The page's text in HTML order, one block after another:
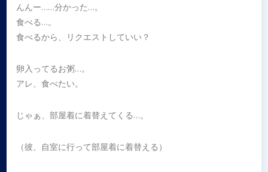
んんー……分かった…。
食べる…。
食べるから、リクエストしていい？
卵入ってるお粥…。
アレ、食べたい。
じゃぁ、部屋着に着替えてくる…。
（彼、自室に行って部屋着に着替える）